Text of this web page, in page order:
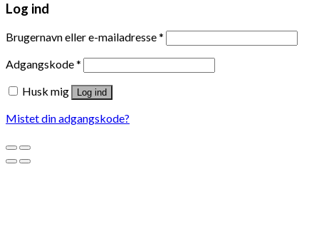
Log ind
Brugernavn eller e-mailadresse*
Adgangskode*
Husk mig
Log ind
Mistet din adgangskode?